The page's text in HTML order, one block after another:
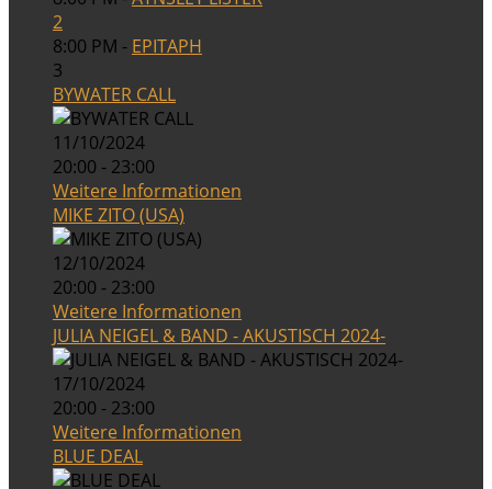
2
8:00 PM - EPITAPH
3
BYWATER CALL
11/10/2024
20:00 - 23:00
Weitere Informationen
MIKE ZITO (USA)
12/10/2024
20:00 - 23:00
Weitere Informationen
JULIA NEIGEL & BAND - AKUSTISCH 2024-
17/10/2024
20:00 - 23:00
Weitere Informationen
BLUE DEAL